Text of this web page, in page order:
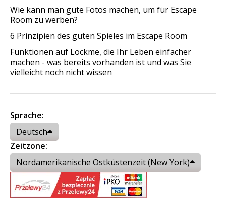
Wie kann man gute Fotos machen, um für Escape
Room zu werben?
6 Prinzipien des guten Spieles im Escape Room
Funktionen auf Lockme, die Ihr Leben einfacher
machen - was bereits vorhanden ist und was Sie
vielleicht noch nicht wissen
Sprache:
Deutsch
Zeitzone:
Nordamerikanische Ostküstenzeit (New York)